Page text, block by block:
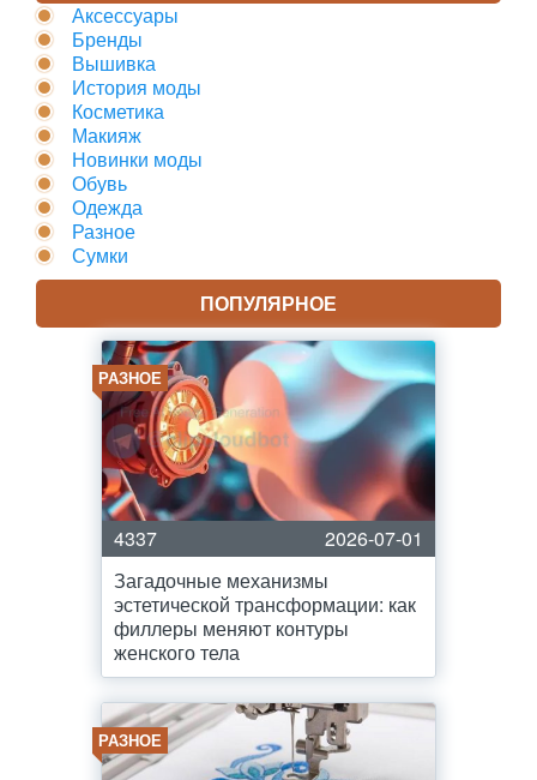
Аксессуары
Бренды
Вышивка
История моды
Косметика
Макияж
Новинки моды
Обувь
Одежда
Разное
Сумки
ПОПУЛЯРНОЕ
РАЗНОЕ
4337
2026-07-01
Загадочные механизмы
эстетической трансформации: как
филлеры меняют контуры
женского тела
РАЗНОЕ